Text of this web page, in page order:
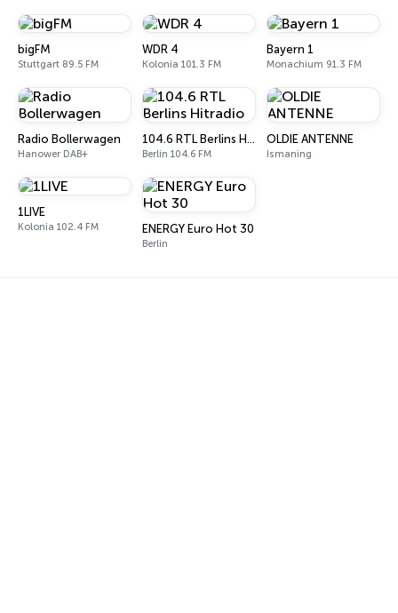
bigFM
Stuttgart 89.5 FM
WDR 4
Kolonia 101.3 FM
Bayern 1
Monachium 91.3 FM
Radio Bollerwagen
Hanower DAB+
104.6 RTL Berlins Hitradio
Berlin 104.6 FM
OLDIE ANTENNE
Ismaning
1LIVE
Kolonia 102.4 FM ENERGY Euro Hot 30
Berlin